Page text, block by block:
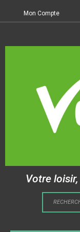
Mon Compte
Votre